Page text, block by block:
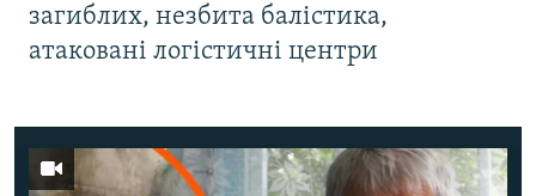
загиблих, незбита балістика,
атаковані логістичні центри